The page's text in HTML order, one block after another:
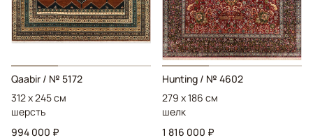
Qaabir / № 5172
312 x 245 см
шерсть
994 000 ₽
Hunting / № 4602
279 x 186 см
шелк
1 816 000 ₽